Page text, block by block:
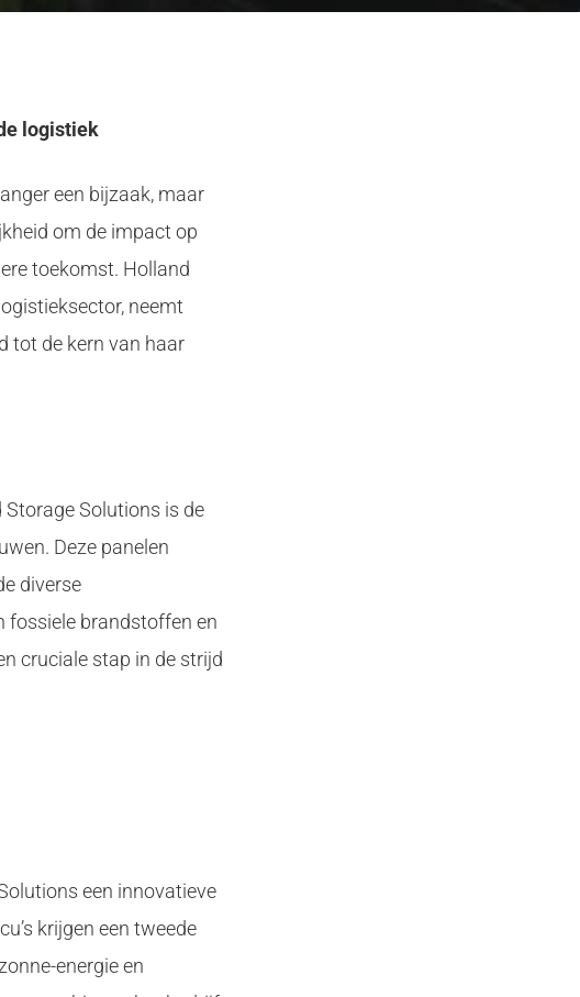
logistiek
een bijzaak, maar
om de impact op
toekomst. Holland
neemt
tot de kern van haar
Solutions is de
Deze panelen
diverse
fossiele brandstoffen en
cruciale stap in de strijd
een innovatieve
krijgen een tweede
energie en